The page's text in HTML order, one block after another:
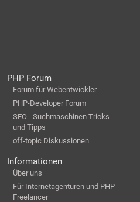
PHP Forum
Forum für Webentwickler
PHP-Developer Forum
SEO - Suchmaschinen Tricks
und Tipps
off-topic Diskussionen
Informationen
Über uns
Für Internetagenturen und PHP-
Freelancer